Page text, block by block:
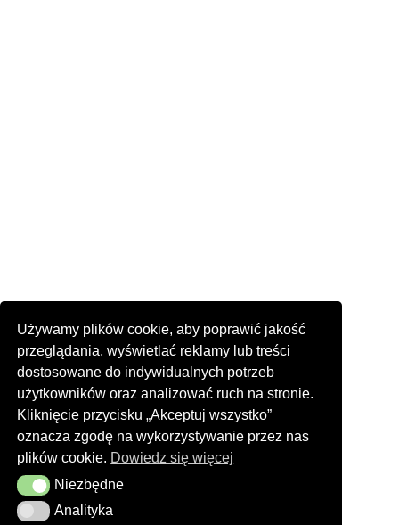
Używamy plików cookie, aby poprawić jakość
przeglądania, wyświetlać reklamy lub treści
dostosowane do indywidualnych potrzeb
użytkowników oraz analizować ruch na stronie.
Kliknięcie przycisku „Akceptuj wszystko”
oznacza zgodę na wykorzystywanie przez nas
plików cookie. Dowiedz się więcej
Niezbędne
Niezbędne
Analityka
Analityka